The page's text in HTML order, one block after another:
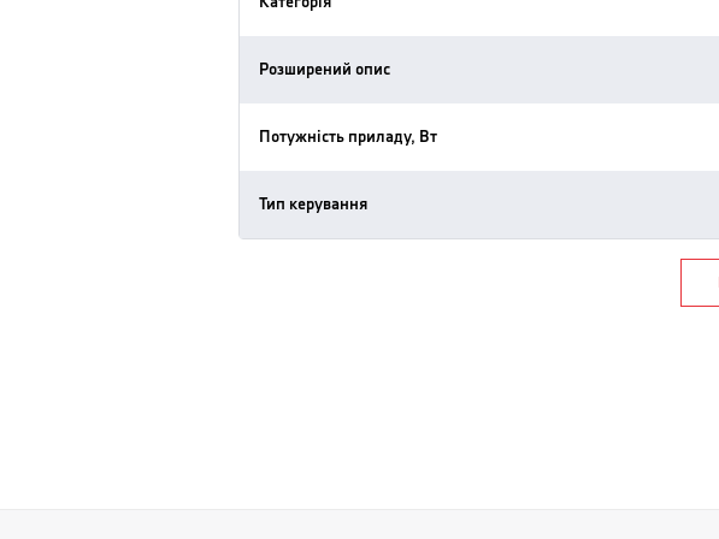
Розширений опис
Потужність приладу, Вт
Тип керування